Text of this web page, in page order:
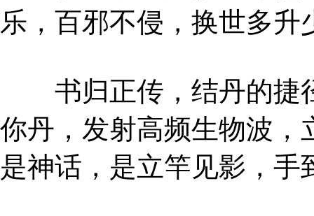
乐，百邪不侵，换世多升
书归正传，结丹的捷
你丹，发射高频生物波，
是神话，是立竿见影，